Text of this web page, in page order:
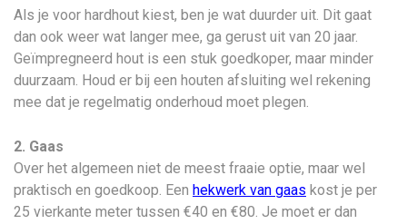
Als je voor hardhout kiest, ben je wat duurder uit. Dit gaat
dan ook weer wat langer mee, ga gerust uit van 20 jaar.
Geïmpregneerd hout is een stuk goedkoper, maar minder
duurzaam. Houd er bij een houten afsluiting wel rekening
mee dat je regelmatig onderhoud moet plegen.
2. Gaas
Over het algemeen niet de meest fraaie optie, maar wel
praktisch en goedkoop. Een hekwerk van gaas kost je per
25 vierkante meter tussen €40 en €80. Je moet er dan